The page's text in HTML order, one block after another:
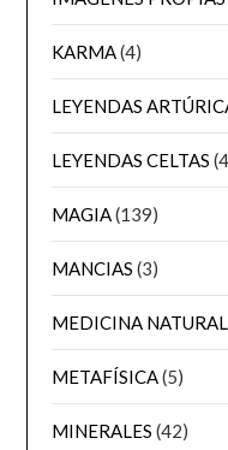
KARMA(4)
LEYENDAS
LEYENDAS CELTAS
MAGIA(139)
MANCIAS (3)
MEDICINA NATURAL
METAFÍSICA(5)
MINERALES (42)